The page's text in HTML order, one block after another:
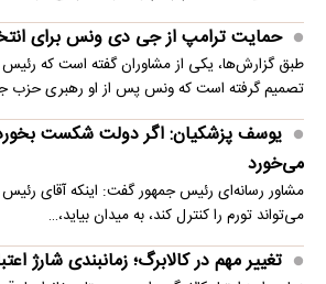
حمایت ترامپ از جی دی ونس برای
طبق گزارش‌ها، یکی از مشاوران گفته است که
تصمیم گرفته است که ونس پس از او رهبری حزب
یوسف پزشکیان: اگر دولت شکست
می‌خورد
مشاور رسانه‌ای رئیس جمهور گفت: اینکه آقای
می‌تواند تورم را کنترل کند، به میدان بیاید،…
تغییر مهم در کالابرگ؛ زمانبندی‌ شارژ